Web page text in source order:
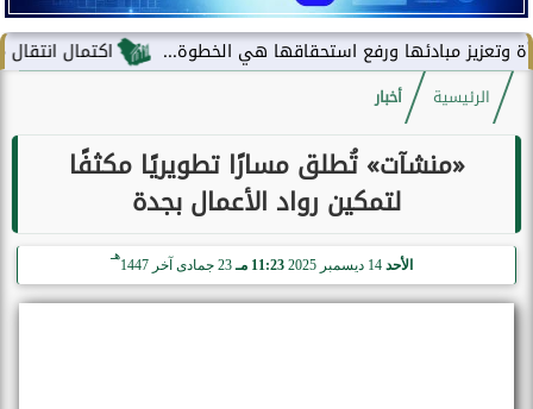
اكتمال انتقال مركز مبادئها ورفع استحقاقها هي الخطوة...
الرئيسية أخبار
«منشآت» تُطلق مسارًا تطويريًا مكثفًا
لتمكين رواد الأعمال بجدة
الأحد 11:23 مـ 23 جمادى آخر 1447
هـ